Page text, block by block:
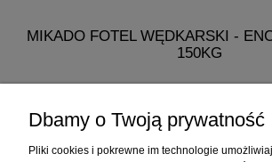
MIKADO FOTEL WĘDKARSKI -
150KG
do koszyka
Dbamy o Twoją prywatność
Pliki cookies i pokrewne im technologie